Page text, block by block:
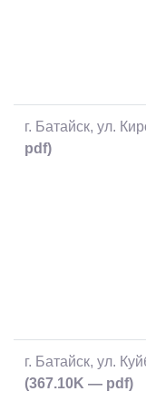
г. Батайск, ул.
pdf)
г. Батайск, ул.
(367.10K — pdf)